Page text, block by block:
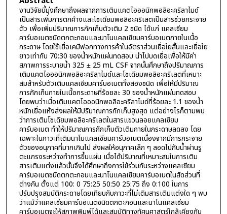
งานวิจัยนี้มุ่งศึกษาถึงผลจากการเติมแคตไอออนิกพอลิอะคริลาไมด์
เป็นสารเพิ่มการตกค้างและโซเดียมพอลิอะคริเลตเป็นสารช่วยกระจาย
ตัว เพื่อเพิ่มปริมาณการกักเก็บตัวเติม 2 ชนิด ได้แก่ แคลเซียม
คาร์บอเนตชนิดตกตะกอนและนาโนแคลเซียมคาร์บอเนตภายในเนื้อ
กระดาษ โดยใช้เยื่อเคมีฟอกทางการค้าในอัตราส่วนเยื่อใยสั้นและเยื่อใย
ยาวเท่ากับ 70:30 ของน้ำหนักแผ่นทดสอบ นำไปบดเยื่อเพื่อให้มีค่า
สภาพการระบายน้ำ 325 ± 25 mL CSF จากนั้นศึกษาถึงปริมาณการ
เติมแคตไอออนิกพอลิอะคริลาไมด์และโซเดียมพอลิอะคริเลตที่เหมาะ
สมสำหรับตัวเติมแคลเซียมคาร์บอเนตทั้งสองชนิด เพื่อให้มีปริมาณ
การกักเก็บภายในเนื้อกระดาษที่ร้อยละ 30 ของน้ำหนักแผ่นทดสอบ
โดยพบว่าเมื่อเติมแคตไอออนิกพอลิอะคริลาไมด์ที่ร้อยละ 1.1 ของน้ำ
หนักเยื่อแห้งส่งผลให้มีปริมาณการกักเก็บสูงสุด แต่อย่างไรก็ตามพบ
ว่าการเติมโซเดียมพอลิอะคริเลตในสารแขวนลอยแคลเซียม
คาร์บอเนต ทำให้ปริมาณการกักเก็บตัวเติมภายในกระดาษลดลง โดย
เฉพาะในภาวะที่เติมนาโนแคลเซียมคาร์บอเนตเนื่องจากมีการกระจาย
ตัวของอนุภาคที่มากเกินไป ส่งผลให้อนุภาคเล็ก ๆ ลอดไปกับน้ำผ่านรู
ตะแกรงระหว่างทำการขึ้นแผ่น เมื่อได้ปริมาณที่เหมาะสมในการเติม
สารเติมแต่งแล้วนั้นจึงได้ศึกษาถึงการใช้ร่วมกันระหว่างแคลเซียม
คาร์บอเนตชนิดตกตะกอนและนาโนแคลเซียมคาร์บอเนตในสัดส่วนที่
ต่างกัน ตั้งแต่ 100: 0 75:25 50:50 25:75 ถึง 0:100 ในการ
ปรับปรุงสมบัติกระดาษโดยเทียบกับภาวะที่ไม่เติมสารเติมแต่งใด ๆ พบ
ว่าแม้ว่าแคลเซียมคาร์บอเนตชนิดตกตะกอนและนาโนแคลเซียม
คาร์บอเนตจะให้สภาพพิมพ์ได้และสมบัติทางทัศนศาสตร์ใกล้เคียงกัน